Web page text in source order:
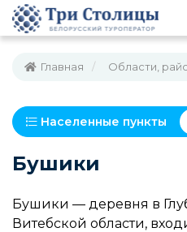
Главная Области,
Населенные пункты
Бушики
Бушики — деревня в
Витебской области,